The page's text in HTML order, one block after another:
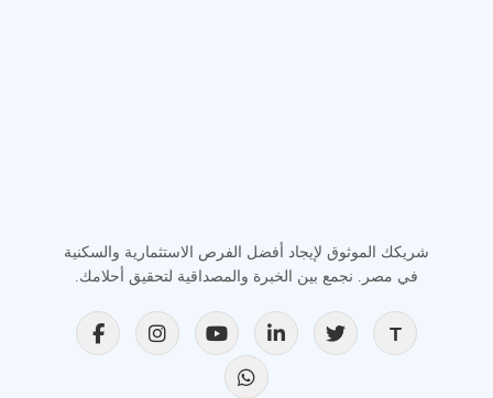
شريكك الموثوق لإيجاد أفضل الفرص الاستثمارية والسكنية
في مصر. نجمع بين الخبرة والمصداقية لتحقيق أحلامك.